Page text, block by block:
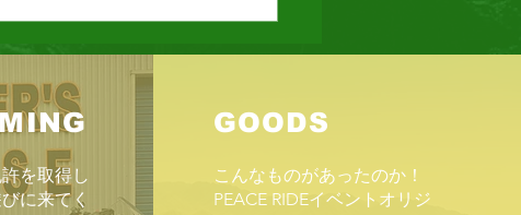
鹿8時間耐久ロードレース
年もまた、「鈴鹿の夏」の時期
近づいてきた。 「7月の最後の
曜日」というこれまでの恒例の
ケジュールよりグッと早い「7
最初の日曜日」に開催される。
を取得し
に来てく
GOODS
こんなものがあったのか！
PEACE RIDEイベントオリジ